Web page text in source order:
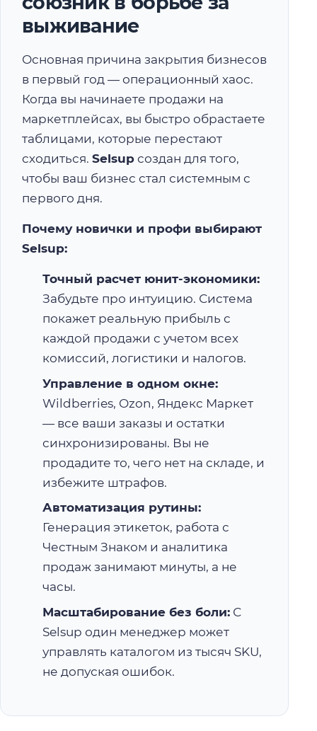
выживание
Основная причина закрытия бизнесов
в первый год — операционный хаос.
Когда вы начинаете продажи на
маркетплейсах, вы быстро обрастаете
таблицами, которые перестают
сходиться. Selsup создан для того,
чтобы ваш бизнес стал системным с
первого дня.
Почему новички и профи выбирают
Selsup:
Точный расчет юнит-экономики:
Забудьте про интуицию. Система
покажет реальную прибыль с
каждой продажи с учетом всех
комиссий, логистики и налогов.
Управление в одном окне:
Wildberries, Ozon, Яндекс Маркет
— все ваши заказы и остатки
синхронизированы. Вы не
продадите то, чего нет на складе, и
избежите штрафов.
Автоматизация рутины:
Генерация этикеток, работа с
Честным Знаком и аналитика
продаж занимают минуты, а не
часы.
Масштабирование без боли:С
Selsup один менеджер может
управлять каталогом из тысяч SKU,
не допуская ошибок.